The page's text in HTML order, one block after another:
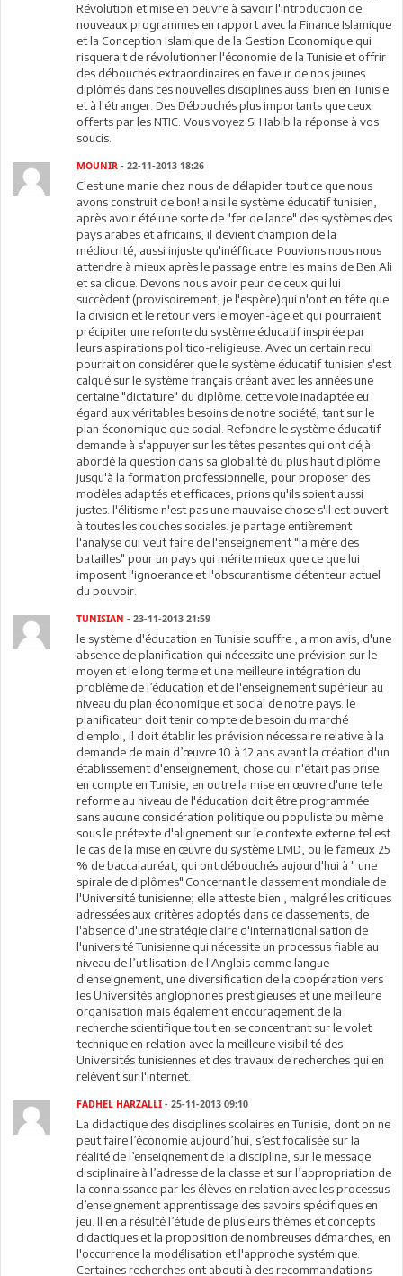
Révolution et mise en oeuvre à savoir l'introduction de
nouveaux programmes en rapport avec la Finance Islamique
et la Conception Islamique de la Gestion Economique qui
risquerait de révolutionner l'économie de la Tunisie et offrir
des débouchés extraordinaires en faveur de nos jeunes
diplômés dans ces nouvelles disciplines aussi bien en Tunisie
et à l'étranger. Des Débouchés plus importants que ceux
offerts par les NTIC. Vous voyez Si Habib la réponse à vos
soucis.
MOUNIR - 22-11-2013 18:26
C'est une manie chez nous de délapider tout ce que nous
avons construit de bon! ainsi le système éducatif tunisien,
après avoir été une sorte de "fer de lance" des systèmes des
pays arabes et africains, il devient champion de la
médiocrité, aussi injuste qu'inéfficace. Pouvions nous nous
attendre à mieux après le passage entre les mains de Ben Ali
et sa clique. Devons nous avoir peur de ceux qui lui
succèdent (provisoirement, je l'espère)qui n'ont en tête que
la division et le retour vers le moyen-âge et qui pourraient
précipiter une refonte du système éducatif inspirée par
leurs aspirations politico-religieuse. Avec un certain recul
pourrait on considérer que le système éducatif tunisien s'est
calqué sur le système français créant avec les années une
certaine "dictature" du diplôme. cette voie inadaptée eu
égard aux véritables besoins de notre société, tant sur le
plan économique que social. Refondre le système éducatif
demande à s'appuyer sur les têtes pesantes qui ont déjà
abordé la question dans sa globalité du plus haut diplôme
jusqu'à la formation professionnelle, pour proposer des
modèles adaptés et efficaces, prions qu'ils soient aussi
justes. l'élitisme n'est pas une mauvaise chose s'il est ouvert
à toutes les couches sociales. je partage entièrement
l'analyse qui veut faire de l'enseignement "la mère des
batailles" pour un pays qui mérite mieux que ce que lui
imposent l'ignoerance et l'obscurantisme détenteur actuel
du pouvoir.
TUNISIAN- 23-11-2013 21:59
le système d'éducation en Tunisie souffre , a mon avis, d'une
absence de planification qui nécessite une prévision sur le
moyen et le long terme et une meilleure intégration du
problème de l’éducation et de l'enseignement supérieur au
niveau du plan économique et social de notre pays. le
planificateur doit tenir compte de besoin du marché
d'emploi, il doit établir les prévision nécessaire relative à la
demande de main d’œuvre 10 à 12 ans avant la création d'un
établissement d'enseignement, chose qui n'était pas prise
en compte en Tunisie; en outre la mise en œuvre d'une telle
reforme au niveau de l'éducation doit être programmée
sans aucune considération politique ou populiste ou même
sous le prétexte d'alignement sur le contexte externe tel est
le cas de la mise en œuvre du système LMD, ou le fameux 25
% de baccalauréat; qui ont débouchés aujourd'hui à " une
spirale de diplômes".Concernant le classement mondiale de
l'Université tunisienne; elle atteste bien , malgré les critiques
adressées aux critères adoptés dans ce classements, de
l'absence d'une stratégie claire d'internationalisation de
l'université Tunisienne qui nécessite un processus fiable au
niveau de l’utilisation de l'Anglais comme langue
d'enseignement, une diversification de la coopération vers
les Universités anglophones prestigieuses et une meilleure
organisation mais également encouragement de la
recherche scientifique tout en se concentrant sur le volet
technique en relation avec la meilleure visibilité des
Universités tunisiennes et des travaux de recherches qui en
relèvent sur l'internet.
FADHEL HARZALLI - 25-11-2013 09:10
La didactique des disciplines scolaires en Tunisie, dont on ne
peut faire l’économie aujourd’hui, s’est focalisée sur la
réalité de l’enseignement de la discipline, sur le message
disciplinaire à l’adresse de la classe et sur l’appropriation de
la connaissance par les élèves en relation avec les processus
d’enseignement apprentissage des savoirs spécifiques en
jeu. Il en a résulté l’étude de plusieurs thèmes et concepts
didactiques et la proposition de nombreuses démarches, en
l'occurrence la modélisation et l'approche systémique.
Certaines recherches ont abouti à des recommandations